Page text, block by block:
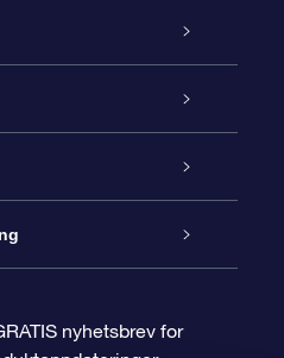
nyhetsbrev for